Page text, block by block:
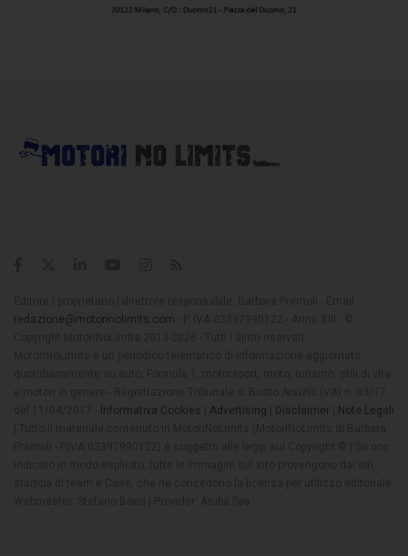
redazione@motorinolimits.com
Informativa Cookies Advertising Disclaimer
Note Legali